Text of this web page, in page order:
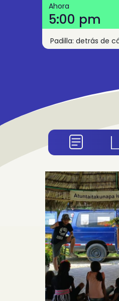
Ahora
5:00 pm
Padilla: detrás de